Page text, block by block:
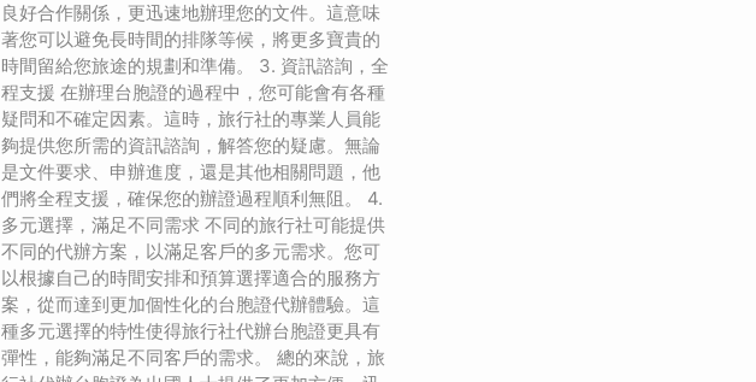
良好合作關係，更迅速地辦理您的文件。這意味
著您可以避免長時間的排隊等候，將更多寶貴的
時間留給您旅途的規劃和準備。 3. 資訊諮詢，全
程支援 在辦理台胞證的過程中，您可能會有各種
疑問和不確定因素。這時，旅行社的專業人員能
夠提供您所需的資訊諮詢，解答您的疑慮。無論
是文件要求、申辦進度，還是其他相關問題，他
們將全程支援，確保您的辦證過程順利無阻。 4.
多元選擇，滿足不同需求 不同的旅行社可能提供
不同的代辦方案，以滿足客戶的多元需求。您可
以根據自己的時間安排和預算選擇適合的服務方
案，從而達到更加個性化的台胞證代辦體驗。這
種多元選擇的特性使得旅行社代辦台胞證更具有
彈性，能夠滿足不同客戶的需求。 總的來說，旅